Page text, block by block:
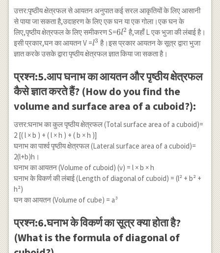
उत्तर:पृष्ठीय क्षेत्रफल से आयतन अनुपात कई सरल आकृतियों के लिए आसानी
से पाया जा सकता है,उदाहरण के लिए एक घन या एक गोला।एक घन के
लिए,पृष्ठीय क्षेत्रफल के लिए समीकरण S=6
l^{2}
6l2 है,जहाँ L एक भुजा की लंबाई है।
इसी प्रकार,घन का आयतन V =l^{3}
l3 है।इस प्रकार आयतन के सूत्र द्वारा भुजा
ज्ञात करके उसके द्वारा पृष्ठीय क्षेत्रफल ज्ञात किया जा सकता है।
प्रश्न:5.आप घनाभ का आयतन और पृष्ठीय क्षेत्रफल
कैसे ज्ञात करते हैं? (How do you find the
volume and surface area of a cuboid?):
उत्तर:घनाभ का कुल पृष्ठीय क्षेत्रफल (Total surface area of a cuboid)=
2 [( l × b ) + ( l × h ) + ( b × h )]
घनाभ का पार्श्व पृष्ठीय क्षेत्रफल (Lateral surface area of a cuboid)=
2(l+b)h।
घनाभ का आयतन (Volume of cuboid) (v) = l × b × h
घनाभ के विकर्ण की लंबाई (Length of diagonal of cuboid) = (l² + b² +
h²)
घन का आयतन (Volume of cube) = a³
प्रश्न:6.घनाभ के विकर्ण का सूत्र क्या होता है?
(What is the formula of diagonal of